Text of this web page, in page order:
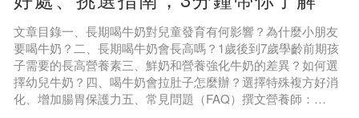
文章目錄一、長期喝牛奶對兒童發育有何影響？為什麼小朋友
要喝牛奶？二、長期喝牛奶會長高嗎？1歲後到7歲學齡前期孩
子需要的長高營養素三、鮮奶和營養強化牛奶的差異？如何選
擇幼兒牛奶？四、喝牛奶會拉肚子怎麼辦？選擇特殊複方好消
化、增加腸胃保護力五、常見問題（FAQ）撰文營養師：